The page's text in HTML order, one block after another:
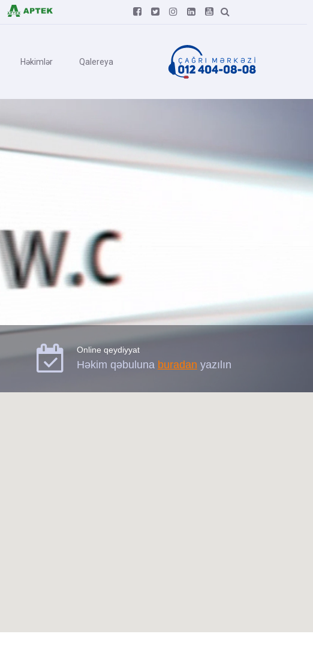
     
Həkimlər Qalereya
 Online qeydiyyat
Həkim qəbuluna buradan yazılın